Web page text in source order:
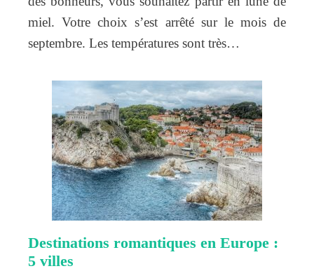
miel. Votre choix s’est arrêté sur le mois de
septembre. Les températures sont très…
Destinations romantiques en Europe :
5 villes